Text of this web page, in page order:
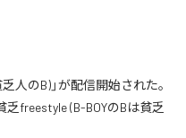
人のB)」が配信開始された。
freestyle (B-BOYのBは貧乏